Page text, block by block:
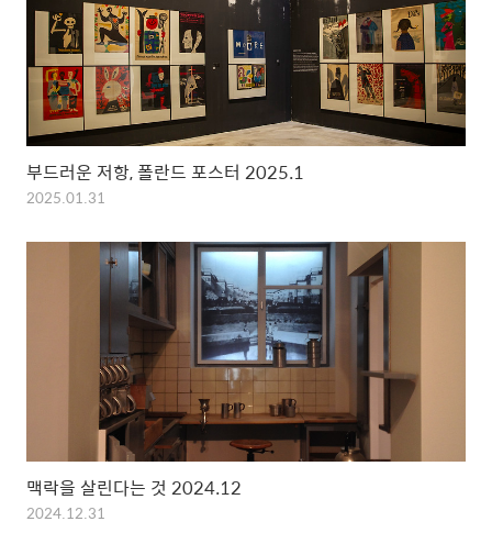
부드러운 저항, 폴란드 포스터 2025.1
2025.01.31
맥락을 살린다는 것 2024.12
2024.12.31